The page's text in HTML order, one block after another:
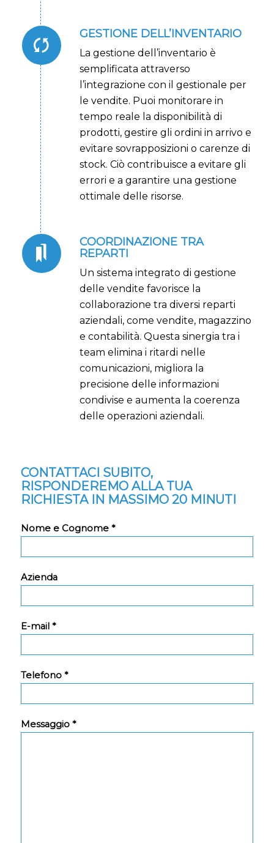
GESTIONE DELL’INVENTARIO
La gestione dell’inventario è
semplificata attraverso
l’integrazione con il gestionale per
le vendite. Puoi monitorare in
tempo reale la disponibilità di
prodotti, gestire gli ordini in arrivo e
evitare sovrapposizioni o carenze di
stock. Ciò contribuisce a evitare gli
errori e a garantire una gestione
ottimale delle risorse.
COORDINAZIONE TRA
REPARTI
Un sistema integrato di gestione
delle vendite favorisce la
collaborazione tra diversi reparti
aziendali, come vendite, magazzino
e contabilità. Questa sinergia tra i
team elimina i ritardi nelle
comunicazioni, migliora la
precisione delle informazioni
condivise e aumenta la coerenza
delle operazioni aziendali.
CONTATTACI SUBITO,
RISPONDEREMO ALLA TUA
RICHIESTA IN MASSIMO 20 MINUTI
Nome e Cognome *
Azienda
E-mail *
Telefono *
Messaggio *